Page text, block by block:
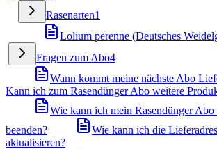
Rasenarten1
Lolium perenne (Deutsches
Fragen zum Abo4
Wann kommt meine nächste Abo
Kann ich zum Rasendünger Abo weitere
Wie kann ich mein Rasendünger Abo
beenden?
Wie kann ich die
aktualisieren?